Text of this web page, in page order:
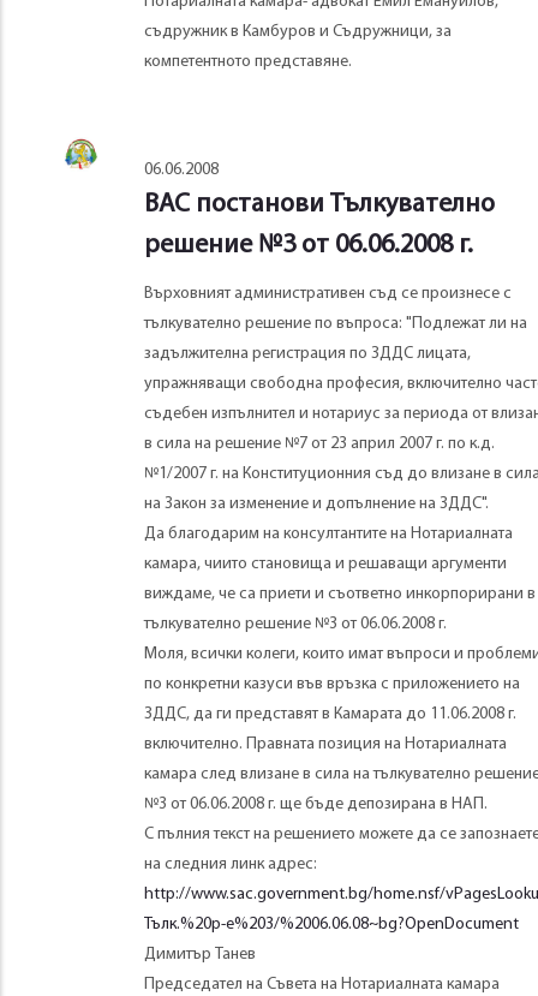
съдружник в Камбуров и Съдружници, за
компетентното представяне.
06.06.2008
ВАС постанови Тълкувателно
решение №3 от 06.06.2008 г.
Върховният административен съд се произнесе с
тълкувателно решение по въпроса: "Подлежат ли на
задължителна регистрация по ЗДДС лицата,
упражняващи свободна професия, включително
съдебен изпълнител и нотариус за периода от
в сила на решение №7 от 23 април 2007 г. по к.д.
№1/2007 г. на Конституционния съд до влизане в
на Закон за изменение и допълнение на ЗДДС".
Да благодарим на консултантите на Нотариалната
камара, чиито становища и решаващи аргументи
виждаме, че са приети и съответно инкорпорирани в
тълкувателно решение №3 от 06.06.2008 г.
Моля, всички колеги, които имат въпроси и
по конкретни казуси във връзка с приложението на
ЗДДС, да ги представят в Камарата до 11.06.2008 г.
включително. Правната позиция на Нотариалната
камара след влизане в сила на тълкувателно
№3 от 06.06.2008 г. ще бъде депозирана в НАП.
С пълния текст на решението можете да се
на следния линк адрес:
http://www.sac.government.bg/home.nsf/
Тълк.%20р-е%203/%2006.06.08~bg?OpenDocument
Димитър Танев
Председател на Съвета на Нотариалната камара